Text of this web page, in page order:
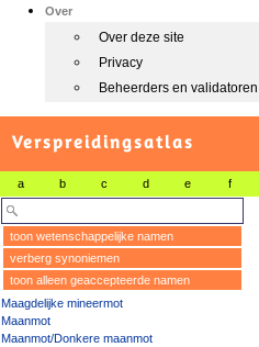
Over
Over deze site
Privacy
Beheerders en validatoren
Verspreidingsatlas
a b c d e f
toon wetenschappelijke namen
verberg synoniemen
toon alleen geaccepteerde namen
Maagdelijke mineermot
Maanmot
Maanmot/Donkere maanmot